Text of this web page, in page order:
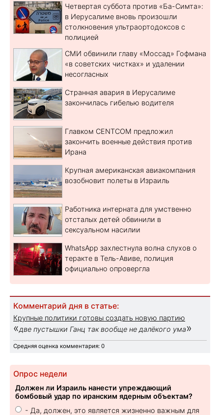
Четвертая суббота против «Ба-Симта»:
в Иерусалиме вновь произошли
столкновения ультраортодоксов с
полицией
СМИ обвинили главу «Моссад» Гофмана
«в советских чистках» и удалении
несогласных
Странная авария в Иерусалиме
закончилась гибелью водителя
Главком CENTCOM предложил
закончить военные действия против
Ирана
Крупная американская авиакомпания
возобновит полеты в Израиль
Работника интерната для умственно
отсталых детей обвинили в
сексуальном насилии
WhatsApp захлестнула волна слухов о
теракте в Тель-Авиве, полиция
официально опровергла
Комментарий дня в статье:
Крупные политики готовы создать новую партию
«две пустышки Ганц так вообще не далёкого ума»
Средняя оценка комментария: 0
Опрос недели
Должен ли Израиль нанести упреждающий
бомбовый удар по иранским ядерным объектам?
- Да, должен, это является жизненно важным для